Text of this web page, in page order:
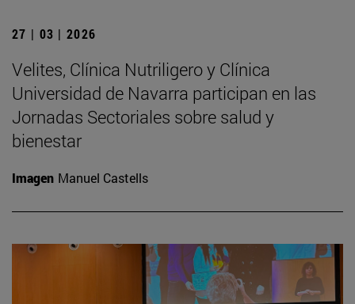
27 | 03 | 2026
Velites, Clínica Nutriligero y Clínica
Universidad de Navarra participan en las
Jornadas Sectoriales sobre salud y
bienestar
Imagen Manuel Castells